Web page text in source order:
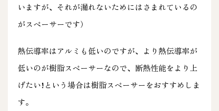
いますが、それが漏れないためにはさまれているの
がスペーサーです）
熱伝導率はアルミも低いのですが、より熱伝導率が
低いのが樹脂スペーサーなので、断熱性能をより上
げたい!という場合は樹脂スペーサーをおすすめしま
す。